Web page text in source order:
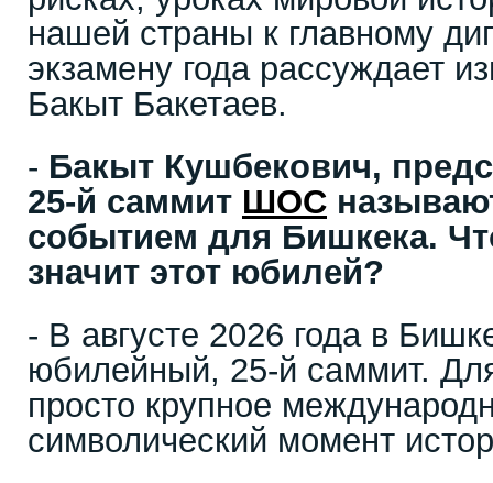
нашей страны к главному
экзамену года рассуждает
Бакыт Бакетаев.
- Бакыт Кушбекович,
25-й саммит ШОС
событием для Бишкека.
значит этот юбилей?
- В августе 2026 года в
юбилейный, 25-й саммит.
просто крупное
символический момент